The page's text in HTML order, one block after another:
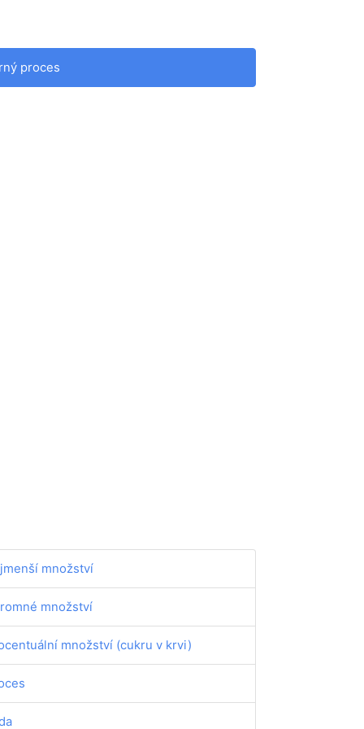
proces
množství
množství
množství (cukru v krvi)